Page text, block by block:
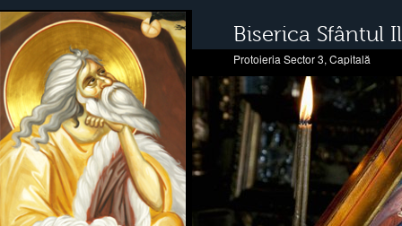
Biserica Sfântul
Protoieria Sector 3, Capitală